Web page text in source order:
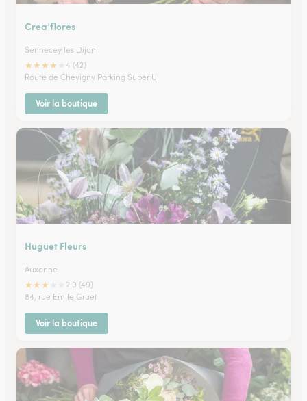
Crea’flores
Sennecey les Dijon
★★★★
4 (42)
Route de Chevigny Parking Super U
Voir la boutique
Huguet Fleurs
Auxonne
★★★
2.9 (49)
84, rue Emile Gruet
Voir la boutique